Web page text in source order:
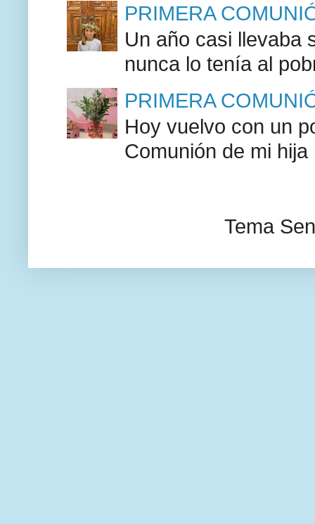
PRIMERA
Un año casi llevaba
nunca lo tenía al
PRIMERA
Hoy vuelvo con un
Comunión de mi
Tema